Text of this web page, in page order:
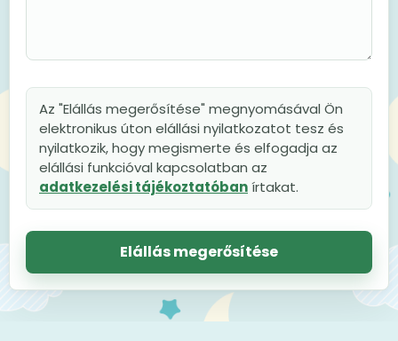
Az "Elállás megerősítése" megnyomásával Ön
elektronikus úton elállási nyilatkozatot tesz és
nyilatkozik, hogy megismerte és elfogadja az
elállási funkcióval kapcsolatban az
adatkezelési tájékoztatóbanírtakat.
Elállás megerősítése